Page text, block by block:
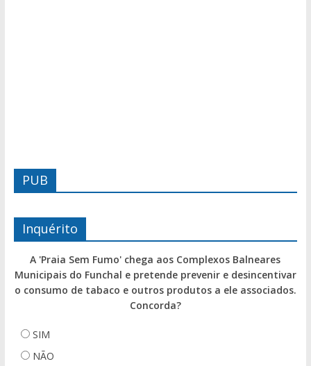
PUB
Inquérito
A 'Praia Sem Fumo' chega aos Complexos Balneares
Municipais do Funchal e pretende prevenir e desincentivar
o consumo de tabaco e outros produtos a ele associados.
Concorda?
SIM
NÃO